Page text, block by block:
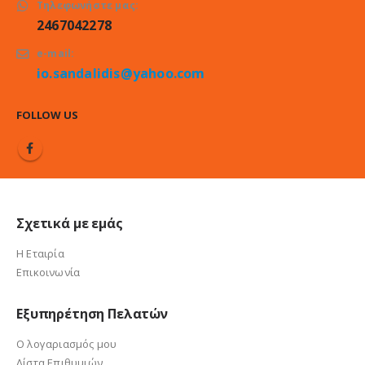
Τηλεφωνήστε μας:
2467042278
e-mail:
io.sandalidis@yahoo.com
FOLLOW US
Σχετικά με εμάς
Η Εταιρία
Επικοινωνία
Εξυπηρέτηση Πελατών
Ο λογαριασμός μου